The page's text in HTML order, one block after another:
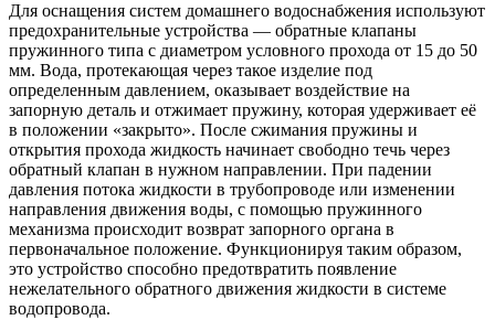
Для оснащения систем домашнего водоснабжения используют
предохранительные устройства — обратные клапаны
пружинного типа с диаметром условного прохода от 15 до 50
мм. Вода, протекающая через такое изделие под
определенным давлением, оказывает воздействие на
запорную деталь и отжимает пружину, которая удерживает её
в положении «закрыто». После сжимания пружины и
открытия прохода жидкость начинает свободно течь через
обратный клапан в нужном направлении. При падении
давления потока жидкости в трубопроводе или изменении
направления движения воды, с помощью пружинного
механизма происходит возврат запорного органа в
первоначальное положение. Функционируя таким образом,
это устройство способно предотвратить появление
нежелательного обратного движения жидкости в системе
водопровода.